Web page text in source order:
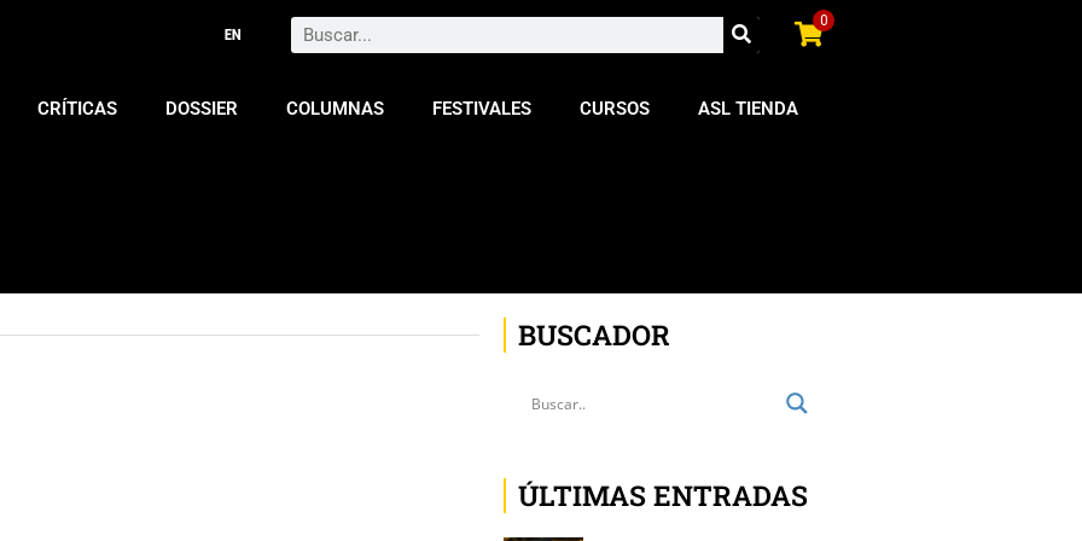
Search 0
CRÍTICAS DOSSIER COLUMNAS FESTIVALES CURSOS ASL TIENDA
BUSCADOR
ÚLTIMAS ENTRADAS